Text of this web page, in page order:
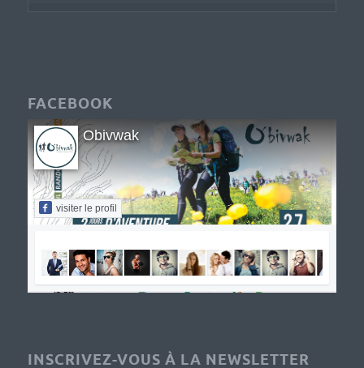
FACEBOOK
Obivwak
visiter le profil
INSCRIVEZ-VOUS À LA NEWSLETTER